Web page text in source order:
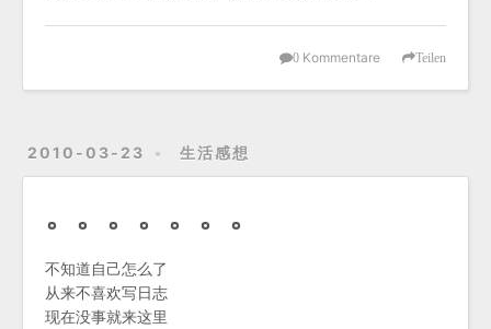
Teilen
0 Kommentare
2010-03-23 生活感想
。。。。。。。
不知道自己怎么了
从来不喜欢写日志
现在没事就来这里